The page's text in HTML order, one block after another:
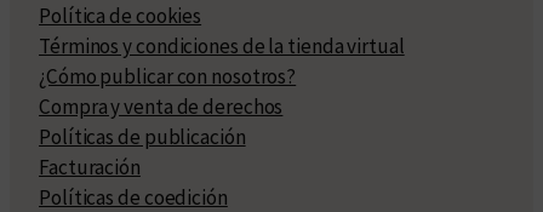
Política de cookies
Términos y condiciones de la tienda virtual
¿Cómo publicar con nosotros?
Compra y venta de derechos
Políticas de publicación
Facturación
Políticas de coedición